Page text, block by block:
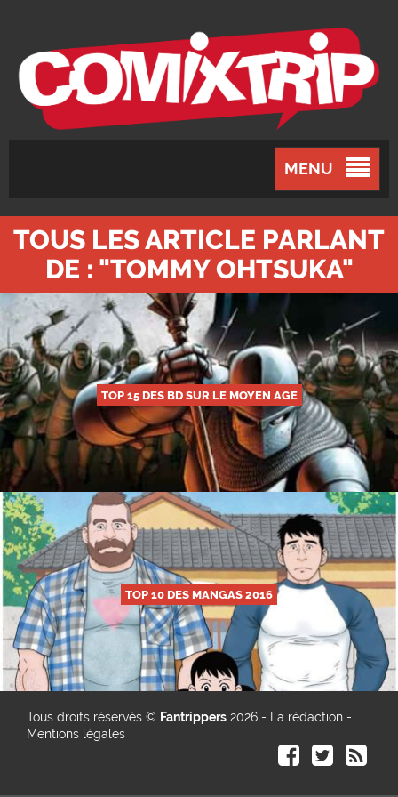
MENU
TOUS LES ARTICLE PARLANT
DE : "TOMMY OHTSUKA"
TOP 15 DES BD SUR LE MOYEN AGE
TOP 10 DES MANGAS 2016
Tous droits réservés © Fantrippers 2026 - La rédaction -
Mentions légales